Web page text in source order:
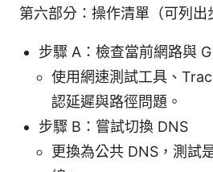
第六部分：操作清單（可列出
步驟 A：檢查當前網路與
使用網速測試工具、
認延遲與路徑問題。
步驟 B：嘗試切換 DNS
更換為公共 DNS，測試